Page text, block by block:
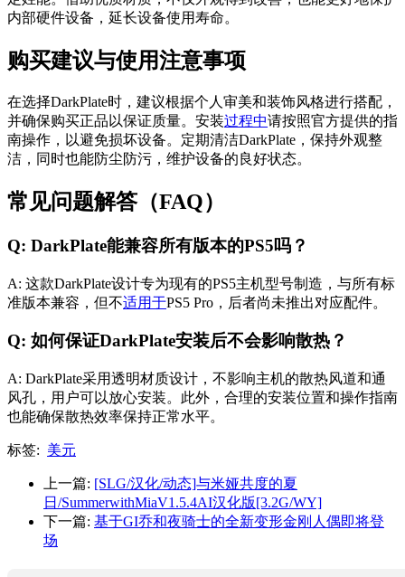
内部硬件设备，延长设备使用寿命。
购买建议与使用注意事项
在选择DarkPlate时，建议根据个人审美和装饰风格进行搭配，
并确保购买正品以保证质量。安装过程中请按照官方提供的指
南操作，以避免损坏设备。定期清洁DarkPlate，保持外观整
洁，同时也能防尘防污，维护设备的良好状态。
常见问题解答（FAQ）
Q: DarkPlate能兼容所有版本的PS5吗？
A: 这款DarkPlate设计专为现有的PS5主机型号制造，与所有标
准版本兼容，但不适用于PS5 Pro，后者尚未推出对应配件。
Q: 如何保证DarkPlate安装后不会影响散热？
A: DarkPlate采用透明材质设计，不影响主机的散热风道和通
风孔，用户可以放心安装。此外，合理的安装位置和操作指南
也能确保散热效率保持正常水平。
标签: 美元
上一篇: [SLG/汉化/动态]与米娅共度的夏
日/SummerwithMiaV1.5.4AI汉化版[3.2G/WY]
下一篇: 基于GI乔和夜骑士的全新变形金刚人偶即将登
场